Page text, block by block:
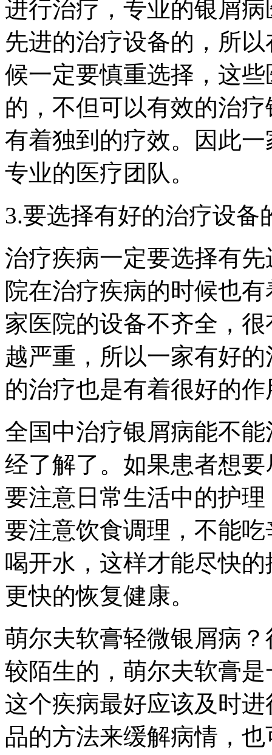
进行治疗，专业的银屑
先进的治疗设备的，所
候一定要慎重选择，这
的，不但可以有效的治
有着独到的疗效。因此
专业的医疗团队。
3.要选择有好的治疗设备
治疗疾病一定要选择有
院在治疗疾病的时候也
家医院的设备不齐全，
越严重，所以一家有好
的治疗也是有着很好的作
全国中治疗银屑病能不
经了解了。如果患者想
要注意日常生活中的护
要注意饮食调理，不能
喝开水，这样才能尽快
更快的恢复健康。
萌尔夫软膏轻微银屑病
较陌生的，萌尔夫软膏
这个疾病最好应该及时
品的方法来缓解病情，